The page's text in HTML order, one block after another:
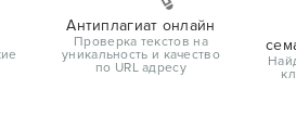
Антиплагиат онлайн
Проверка текстов на
уникальность и качество
по URL адресу